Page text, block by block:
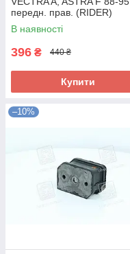
передн. прав. (RIDER)
RD.3438325348 UA58
В наявності
396 ₴ 440 ₴
Купити
–10%